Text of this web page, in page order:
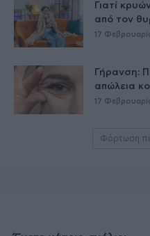
Γιατί
από τον
17
Γήρανση:
απώλεια
17
Φόρτωση